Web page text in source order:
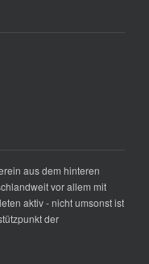
aus dem hinteren
vor allem mit
aktiv - nicht umsonst ist
der